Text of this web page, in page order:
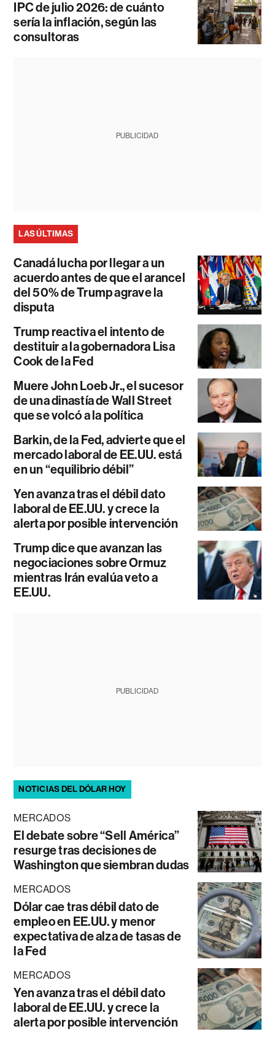
IPC de julio 2026: de cuánto
sería la inflación, según las
consultoras
PUBLICIDAD
LAS ÚLTIMAS
Canadá lucha por llegar a un
acuerdo antes de que el arancel
del 50% de Trump agrave la
disputa
Trump reactiva el intento de
destituir a la gobernadora Lisa
Cook de la Fed
Muere John Loeb Jr., el sucesor
de una dinastía de Wall Street
que se volcó a la política
Barkin, de la Fed, advierte que el
mercado laboral de EE.UU. está
en un “equilibrio débil”
Yen avanza tras el débil dato
laboral de EE.UU. y crece la
alerta por posible intervención
Trump dice que avanzan las
negociaciones sobre Ormuz
mientras Irán evalúa veto a
EE.UU.
PUBLICIDAD
NOTICIAS DEL DÓLAR HOY
MERCADOS
El debate sobre “Sell América”
resurge tras decisiones de
Washington que siembran dudas
MERCADOS
Dólar cae tras débil dato de
empleo en EE.UU. y menor
expectativa de alza de tasas de
la Fed
MERCADOS
Yen avanza tras el débil dato
laboral de EE.UU. y crece la
alerta por posible intervención